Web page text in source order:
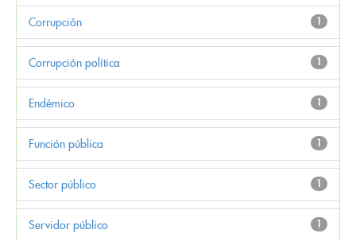
1
Corrupción
1
Corrupción política
1
Endémico
1
Función pública
1
Sector público
1
Servidor público